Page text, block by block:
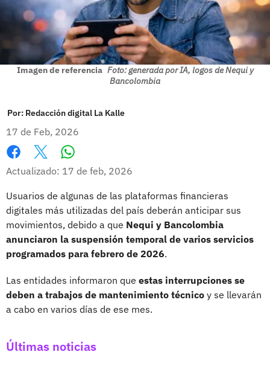
Imagen de referencia Foto: generada por IA, logos de Nequi y
Bancolombia
Por: Redacción digital La Kalle
17 de Feb, 2026
Facebook
X
Actualizado: 17 de feb, 2026
Usuarios de algunas de las plataformas financieras
digitales más utilizadas del país deberán anticipar sus
movimientos, debido a que Nequi y Bancolombia
anunciaron la suspensión temporal de varios servicios
programados para febrero de 2026.
Las entidades informaron que estas interrupciones se
deben a trabajos de mantenimiento técnico y se llevarán
a cabo en varios días de ese mes.
Últimas noticias